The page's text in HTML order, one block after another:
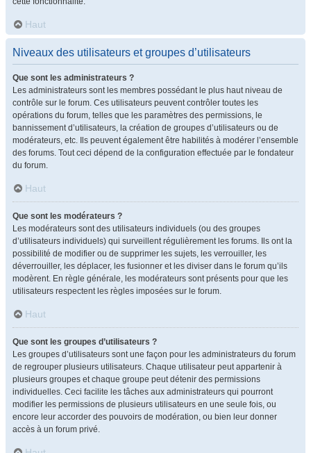
Haut
Niveaux des utilisateurs et groupes d’utilisateurs
Que sont les administrateurs ?
Les administrateurs sont les membres possédant le plus haut niveau de
contrôle sur le forum. Ces utilisateurs peuvent contrôler toutes les
opérations du forum, telles que les paramètres des permissions, le
bannissement d’utilisateurs, la création de groupes d’utilisateurs ou de
modérateurs, etc. Ils peuvent également être habilités à modérer l’ensemble
des forums. Tout ceci dépend de la configuration effectuée par le fondateur
du forum.
Haut
Que sont les modérateurs ?
Les modérateurs sont des utilisateurs individuels (ou des groupes
d’utilisateurs individuels) qui surveillent régulièrement les forums. Ils ont la
possibilité de modifier ou de supprimer les sujets, les verrouiller, les
déverrouiller, les déplacer, les fusionner et les diviser dans le forum qu’ils
modèrent. En règle générale, les modérateurs sont présents pour que les
utilisateurs respectent les règles imposées sur le forum.
Haut
Que sont les groupes d’utilisateurs ?
Les groupes d’utilisateurs sont une façon pour les administrateurs du forum
de regrouper plusieurs utilisateurs. Chaque utilisateur peut appartenir à
plusieurs groupes et chaque groupe peut détenir des permissions
individuelles. Ceci facilite les tâches aux administrateurs qui pourront
modifier les permissions de plusieurs utilisateurs en une seule fois, ou
encore leur accorder des pouvoirs de modération, ou bien leur donner
accès à un forum privé.